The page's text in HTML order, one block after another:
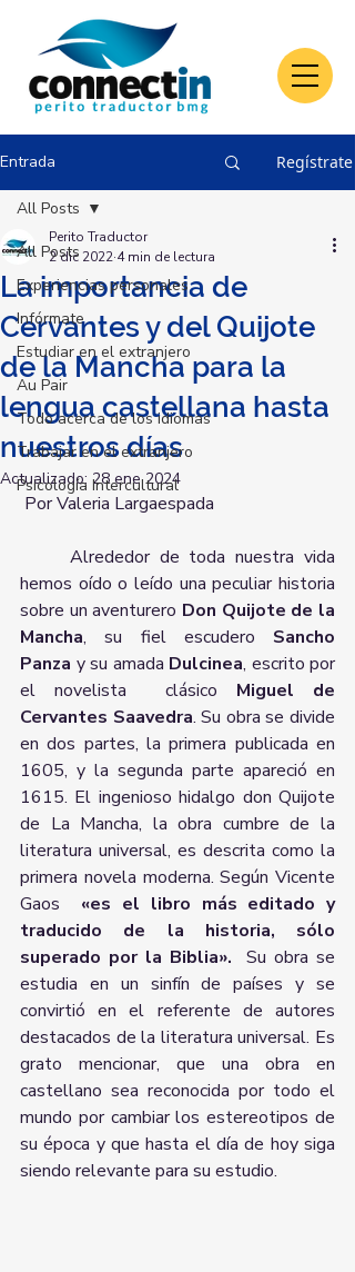
Entrada Regístrate
All Posts
Experiencias personales
Infórmate
Estudiar en el extranjero
Au Pair
Todo acerca de los idiomas
Trabajar en el extranjero
Psicología Intercultural
All Posts
La importancia de
Cervantes y del Quijote
de la Mancha para la
lengua castellana hasta
nuestros días
Perito Traductor
2 dic 2022 4 min de lectura
Actualizado: 28 ene 2024
Por Valeria Largaespada
hemos oído o leído una peculiar historia
sobre un aventurero Don Quijote de la
Mancha, su fiel escudero Sancho
Panza y su amada Dulcinea, escrito por
el novelista  clásico Miguel de
Cervantes Saavedra. Su obra se divide
en dos partes, la primera publicada en
1605, y la segunda parte apareció en
1615. El ingenioso hidalgo don Quijote
de La Mancha, la obra cumbre de la
literatura universal, es descrita como la
primera novela moderna. Según Vicente
Gaos «es el libro más editado y
traducido de la historia, sólo
superado por la Biblia».
  Su obra se
estudia en un sinfín de países y se
convirtió en el referente de autores
destacados de la literatura universal. Es
grato mencionar, que una obra en
castellano sea reconocida por todo el
mundo por cambiar los estereotipos de
su época y que hasta el día de hoy siga
siendo relevante para su estudio.